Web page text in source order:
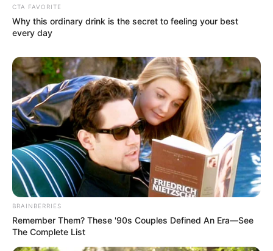
CTA FAVORITE
Why this ordinary drink is the secret to feeling your best
every day
BRAINBERRIES
Remember Them? These '90s Couples Defined An Era—See
The Complete List